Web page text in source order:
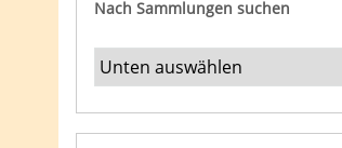
Nach Sammlungen suchen